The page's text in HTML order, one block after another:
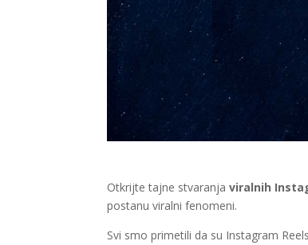
Otkrijte tajne stvaranja viralnih
postanu viralni fenomeni.
Svi smo primetili da su Instagram